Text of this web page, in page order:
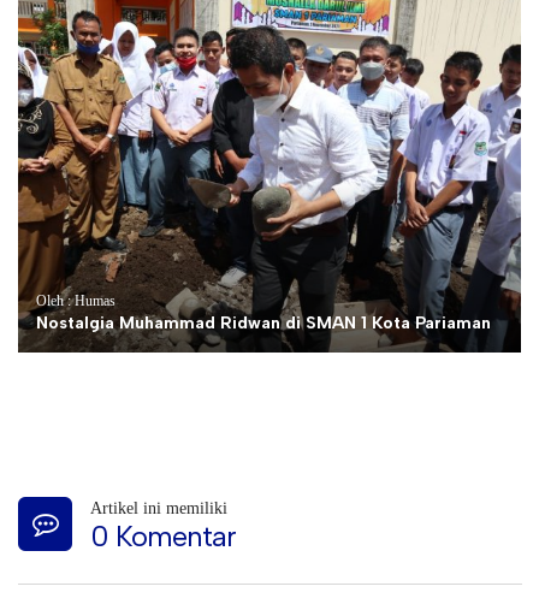
Oleh : Humas
Nostalgia Muhammad Ridwan di SMAN 1 Kota Pariaman
Artikel ini memiliki
0 Komentar